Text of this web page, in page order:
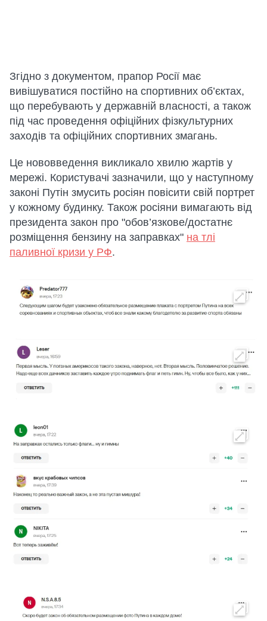
Згідно з документом, прапор Росії має
вивішуватися постійно на спортивних об’єктах,
що перебувають у державній власності, а також
під час проведення офіційних фізкультурних
заходів та офіційних спортивних змагань.
Це нововведення викликало хвилю жартів у
мережі. Користувачі зазначили, що у наступному
законі Путін змусить росіян повісити свій портрет
у кожному будинку. Також росіяни вимагають від
президента закон про "обов’язкове/достатнє
розміщення бензину на заправках" на тлі
паливної кризи у РФ.